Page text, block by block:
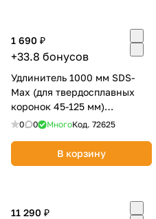
1 690 ₽
+33.8 бонусов
Удлинитель 1000 мм SDS-
Max (для твердосплавных
коронок 45-125 мм)
ПРАКТИКА 910-256
0 0 МногоКод. 72625
В корзину
11 290 ₽